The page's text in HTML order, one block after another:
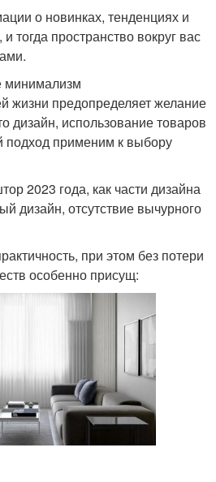
о новинках, тенденциях и
тогда пространство вокруг вас
жизни предопределяет желание
дизайн, использование товаров
подход применим к выбору
2023 года, как части дизайна
дизайн, отсутствие вычурного
при этом без потери
особенно присущ: